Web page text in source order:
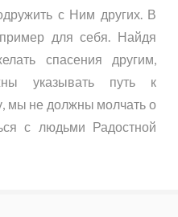
с Ним других. В
для себя. Найдя
спасения другим,
указывать путь к
мы не должны молчать о
с людьми Радостной